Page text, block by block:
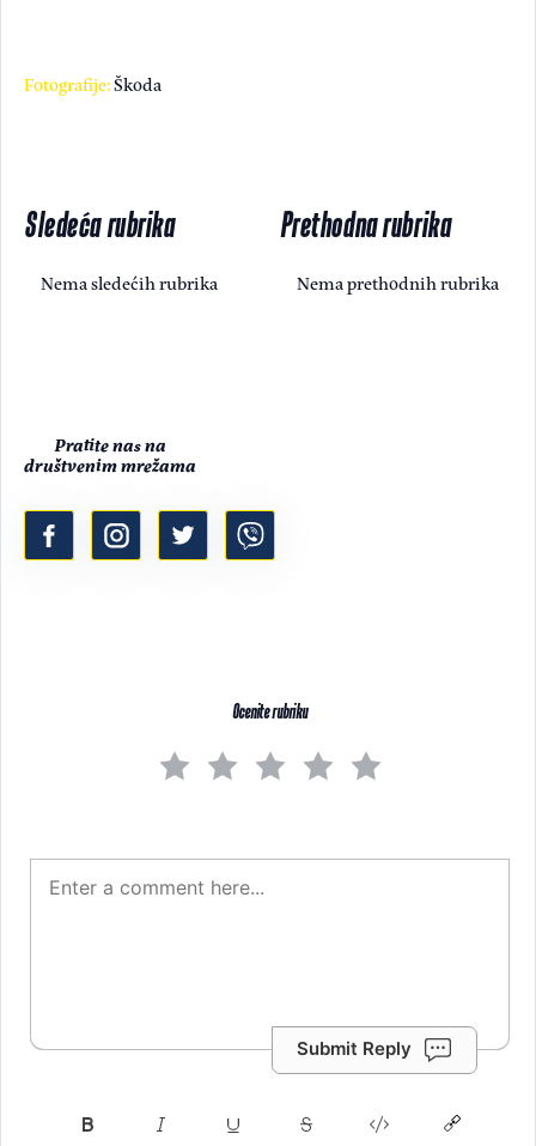
Fotografije:Škoda
Sledeća rubrika
Nema sledećih rubrika
Prethodna rubrika
Nema prethodnih rubrika
Pratite nas na
društvenim mrežama
Ocenite rubriku
Submit Reply